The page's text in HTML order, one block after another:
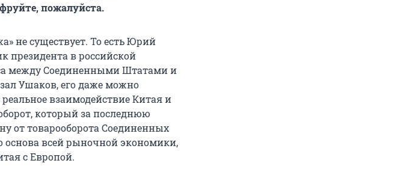
пожалуйста.
не существует. То есть Юрий
президента в российской
между Соединенными Штатами и
Ушаков, его даже можно
взаимодействие Китая и
который за последнюю
от товарооборота Соединенных
основа всей рыночной экономики,
с Европой.